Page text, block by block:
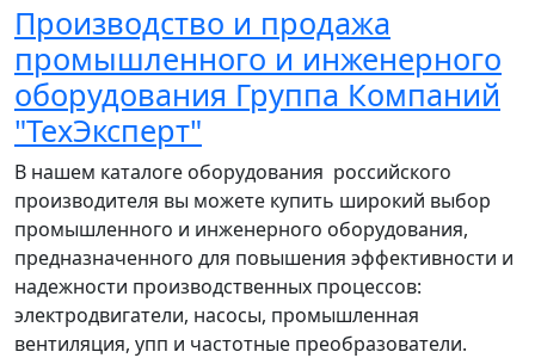
Производство и продажа
промышленного и инженерного
оборудования Группа Компаний
"ТехЭксперт"
В нашем каталоге оборудования российского
производителя вы можете купить широкий выбор
промышленного и инженерного оборудования,
предназначенного для повышения эффективности и
надежности производственных процессов:
электродвигатели, насосы, промышленная
вентиляция, упп и частотные преобразователи.